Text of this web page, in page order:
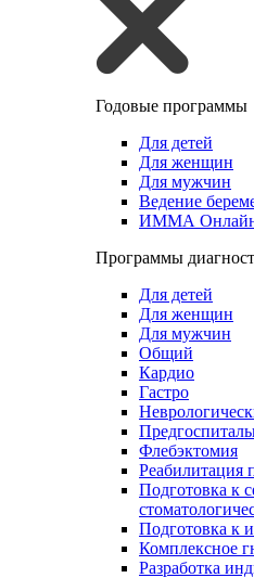
Годовые программы
Для детей
Для женщин
Для мужчин
Ведение
ИММА
Программы
Для детей
Для женщин
Для мужчин
Общий
Кардио
Гастро
Флебэктомия
Реабилитация
Подготовка к
Подготовка к
Комплексное
Разработка